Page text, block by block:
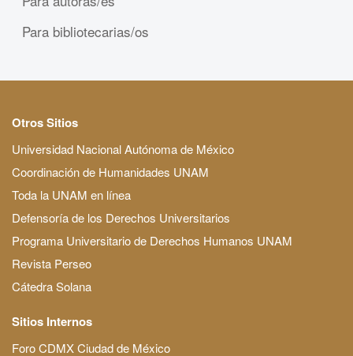
Para bibliotecarias/os
Otros Sitios
Universidad Nacional Autónoma de México
Coordinación de Humanidades UNAM
Toda la UNAM en línea
Defensoría de los Derechos Universitarios
Programa Universitario de Derechos Humanos UNAM
Revista Perseo
Cátedra Solana
Sitios Internos
Foro CDMX Ciudad de México